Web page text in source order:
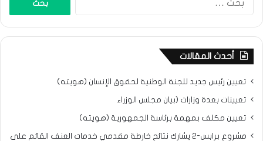
أحدث المقالات
تعيين رئيس جديد للجنة الوطنية لحقوق الإنسان (هويته)
تعيينات بعدة وزارات (بيان مجلس الوزراء
تعيين مكلف بمهمة برئاسة الجمهورية (هويته)
مشروع برابس-2 يشارك نتائح خارطة مقدمي خدمات العنف القائم على